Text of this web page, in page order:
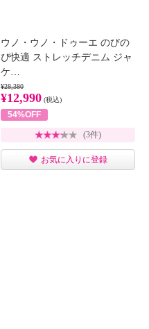
ウノ・ウノ・ドゥーエ のびの
び快適 ストレッチデニム ジャ
ケ…
¥28,380
¥12,990 (税込)
54%OFF
(3件)
お気に入りに登録